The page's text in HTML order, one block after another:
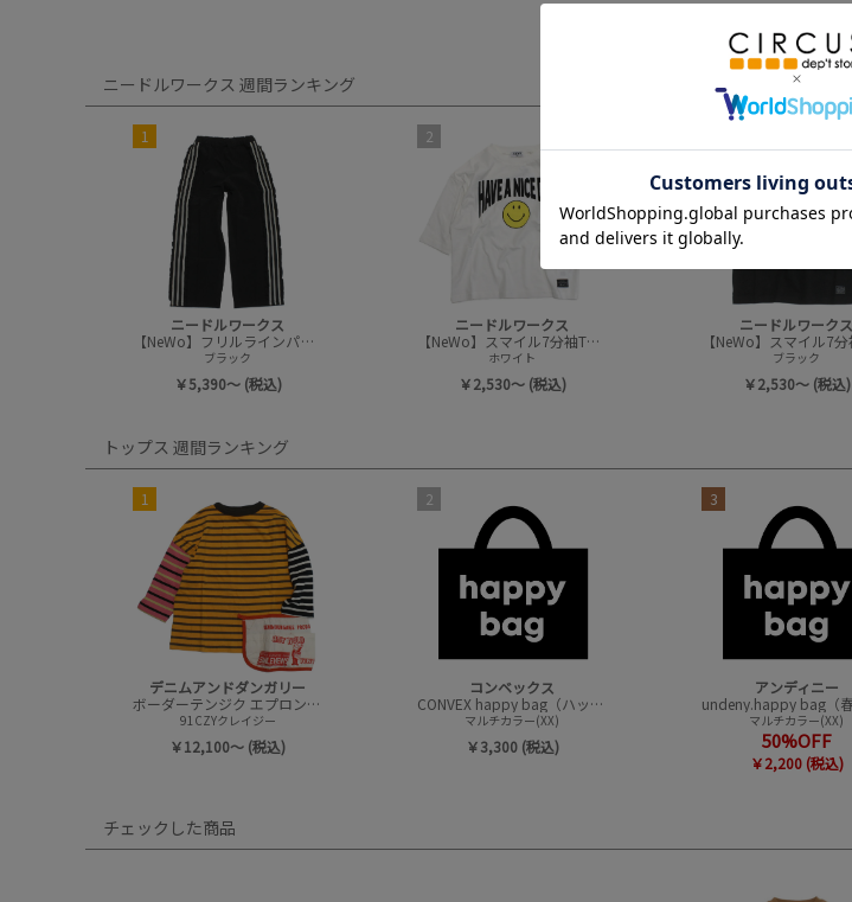
ニードルワークス 週間ランキング
1
ニードルワークス
【NeWo】フリルラインパンツ
ブラック
￥5,390～ (税込)
2
ニードルワークス
【NeWo】スマイル7分袖Tシャツ
ホワイト
￥2,530～ (税込)
ニードルワークス
ブラック
￥2,530～ (税込)
トップス 週間ランキング
1
デニムアンドダンガリー
ボーダーテンジク エプロンツキ L/S TEE(8分袖)
91CZYクレイジー
￥12,100～ (税込)
2
コンベックス
CONVEX happy bag（ハッピーバック）
マルチカラー(XX)
￥3,300 (税込)
3
アンディニー
マルチカラー(XX)
50%OFF
￥2,200 (税込)
チェックした商品